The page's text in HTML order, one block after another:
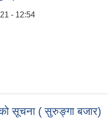
- 12:54
सूचना ( सुरुङ्गा बजार)